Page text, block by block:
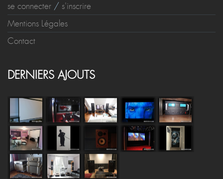
se connecter / s'inscrire
Mentions Légales
Contact
DERNIERS AJOUTS